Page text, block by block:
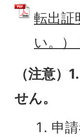
転出証
い。
（注意
せん。
申